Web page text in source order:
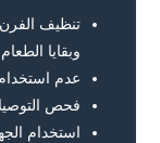
تنظيف
وبقايا
عدم
فحص
استخدام